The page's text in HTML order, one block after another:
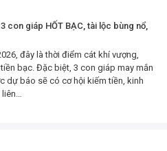
con giáp HỐT BẠC, tài lộc bùng nổ,
đây là thời điểm cát khí vượng,
bạc. Đặc biệt, 3 con giáp may mắn
dự báo sẽ có cơ hội kiếm tiền, kinh